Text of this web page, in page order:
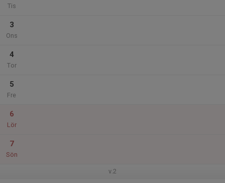
Tis
3
Ons
4
Tor
5
Fre
6
Lör
7
Sön
v.2